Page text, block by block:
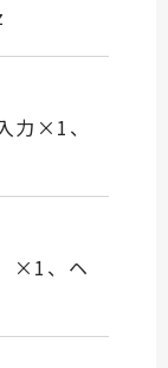
力×1、
×1、ヘ